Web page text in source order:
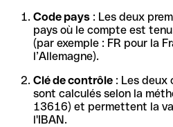
Code pays : Les deux
pays où le compte est
(par exemple : FR pour la
l’Allemagne).
Clé de contrôle : Les deux
sont calculés selon la
13616) et permettent la
l'IBAN.